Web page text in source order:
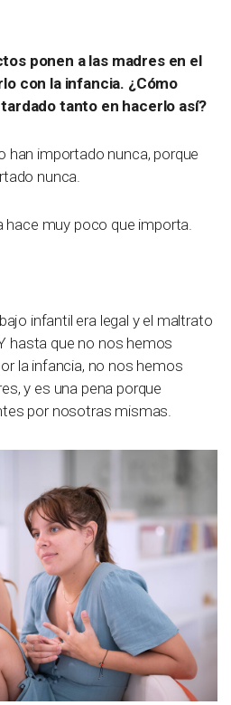
ponen a las madres en el
con la infancia. ¿Cómo
tanto en hacerlo así?
han importado nunca, porque
nunca.
hace muy poco que importa.
infantil era legal y el maltrato
hasta que no nos hemos
la infancia, no nos hemos
y es una pena porque
por nosotras mismas.